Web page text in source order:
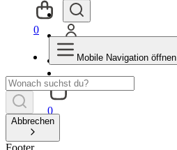
0
0
Mobile Navigation öffnen
Abbrechen
Footer